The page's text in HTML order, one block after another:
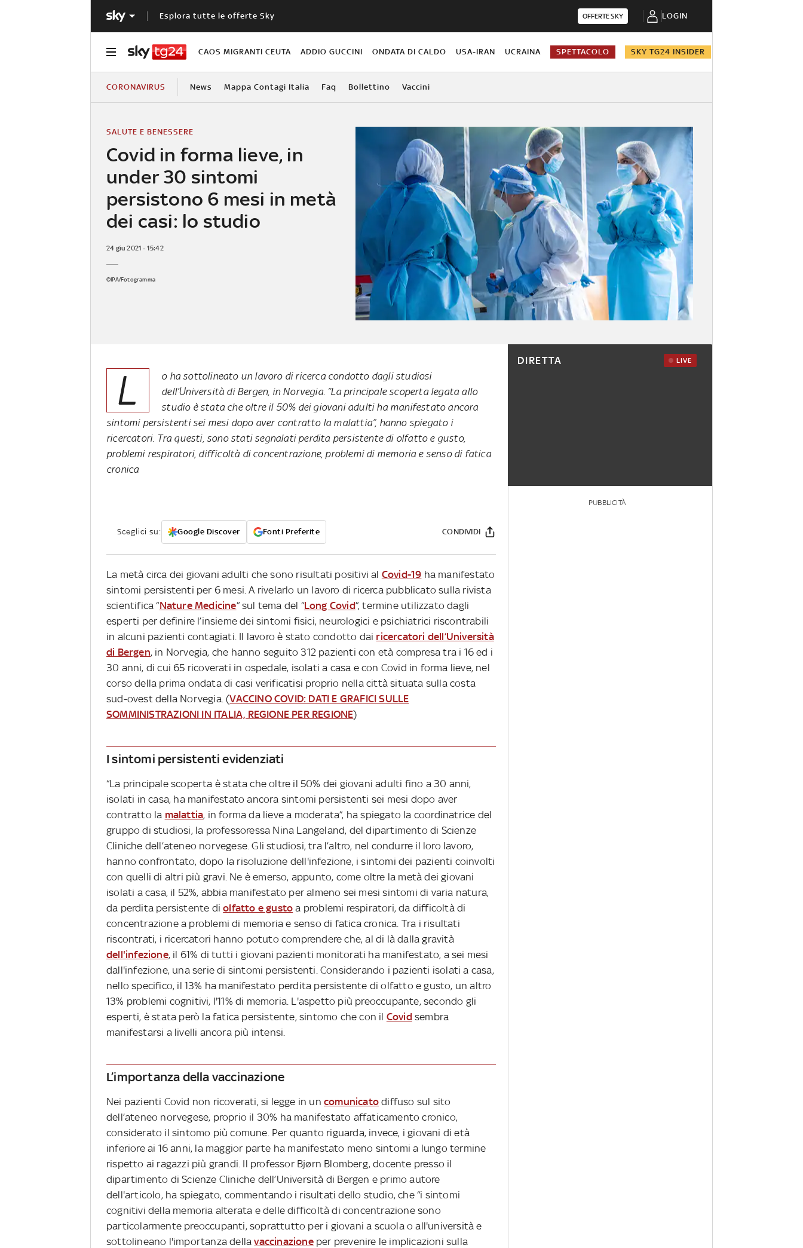
Esplora tutte le offerte Sky OFFERTE SKY LOGIN
CAOS MIGRANTI CEUTA ADDIO GUCCINI ONDATA DI CALDO USA-IRAN UCRAINA SPETTACOLO SKY TG24 INSIDER
CORONAVIRUS News Mappa Contagi Italia Faq Bollettino Vaccini
Covid in forma lieve, in
under 30 sintomi
persistono 6 mesi in metà
dei casi: lo studio
SALUTE E BENESSERE
24 giu 2021 - 15:42
©IPA/Fotogramma
L
o ha sottolineato un lavoro di ricerca condotto dagli studiosi
dell’Università di Bergen, in Norvegia. “La principale scoperta legata allo
studio è stata che oltre il 50% dei giovani adulti ha manifestato ancora
sintomi persistenti sei mesi dopo aver contratto la malattia”, hanno spiegato i
ricercatori. Tra questi, sono stati segnalati perdita persistente di olfatto e gusto,
problemi respiratori, difficoltà di concentrazione, problemi di memoria e senso di fatica
cronica
Sceglici su: Google Discover Fonti Preferite CONDIVIDI
La metà circa dei giovani adulti che sono risultati positivi al Covid-19 ha manifestato
sintomi persistenti per 6 mesi. A rivelarlo un lavoro di ricerca pubblicato sulla rivista
scientifica “Nature Medicine” sul tema del “Long Covid”, termine utilizzato dagli
esperti per definire l’insieme dei sintomi fisici, neurologici e psichiatrici riscontrabili
in alcuni pazienti contagiati. Il lavoro è stato condotto dai ricercatori dell’Università
di Bergen, in Norvegia, che hanno seguito 312 pazienti con età compresa tra i 16 ed i
30 anni, di cui 65 ricoverati in ospedale, isolati a casa e con Covid in forma lieve, nel
corso della prima ondata di casi verificatisi proprio nella città situata sulla costa
sud-ovest della Norvegia. (VACCINO COVID: DATI E GRAFICI SULLE
SOMMINISTRAZIONI IN ITALIA, REGIONE PER REGIONE)
I sintomi persistenti evidenziati
“La principale scoperta è stata che oltre il 50% dei giovani adulti fino a 30 anni,
isolati in casa, ha manifestato ancora sintomi persistenti sei mesi dopo aver
contratto la malattia, in forma da lieve a moderata”, ha spiegato la coordinatrice del
gruppo di studiosi, la professoressa Nina Langeland, del dipartimento di Scienze
Cliniche dell’ateneo norvegese. Gli studiosi, tra l’altro, nel condurre il loro lavoro,
hanno confrontato, dopo la risoluzione dell'infezione, i sintomi dei pazienti coinvolti
con quelli di altri più gravi. Ne è emerso, appunto, come oltre la metà dei giovani
isolati a casa, il 52%, abbia manifestato per almeno sei mesi sintomi di varia natura,
da perdita persistente diolfatto e gusto a problemi respiratori, da difficoltà di
concentrazione a problemi di memoria e senso di fatica cronica. Tra i risultati
riscontrati, i ricercatori hanno potuto comprendere che, al di là dalla gravità
dell'infezione, il 61% di tutti i giovani pazienti monitorati ha manifestato, a sei mesi
dall'infezione, una serie di sintomi persistenti. Considerando i pazienti isolati a casa,
nello specifico, il 13% ha manifestato perdita persistente di olfatto e gusto, un altro
13% problemi cognitivi, l'11% di memoria. L'aspetto più preoccupante, secondo gli
esperti, è stata però la fatica persistente, sintomo che con il Covidsembra
manifestarsi a livelli ancora più intensi.
L’importanza della vaccinazione
Nei pazienti Covid non ricoverati, si legge in un comunicato diffuso sul sito
dell’ateneo norvegese, proprio il 30% ha manifestato affaticamento cronico,
considerato il sintomo più comune. Per quanto riguarda, invece, i giovani di età
inferiore ai 16 anni, la maggior parte ha manifestato meno sintomi a lungo termine
rispetto ai ragazzi più grandi. Il professor Bjørn Blomberg, docente presso il
dipartimento di Scienze Cliniche dell’Università di Bergen e primo autore
dell'articolo, ha spiegato, commentando i risultati dello studio, che “i sintomi
cognitivi della memoria alterata e delle difficoltà di concentrazione sono
particolarmente preoccupanti, soprattutto per i giovani a scuola o all'università e
sottolineano l'importanza dellavaccinazioneper prevenire le implicazioni sulla
DIRETTA LIVE
PUBBLICITÀ